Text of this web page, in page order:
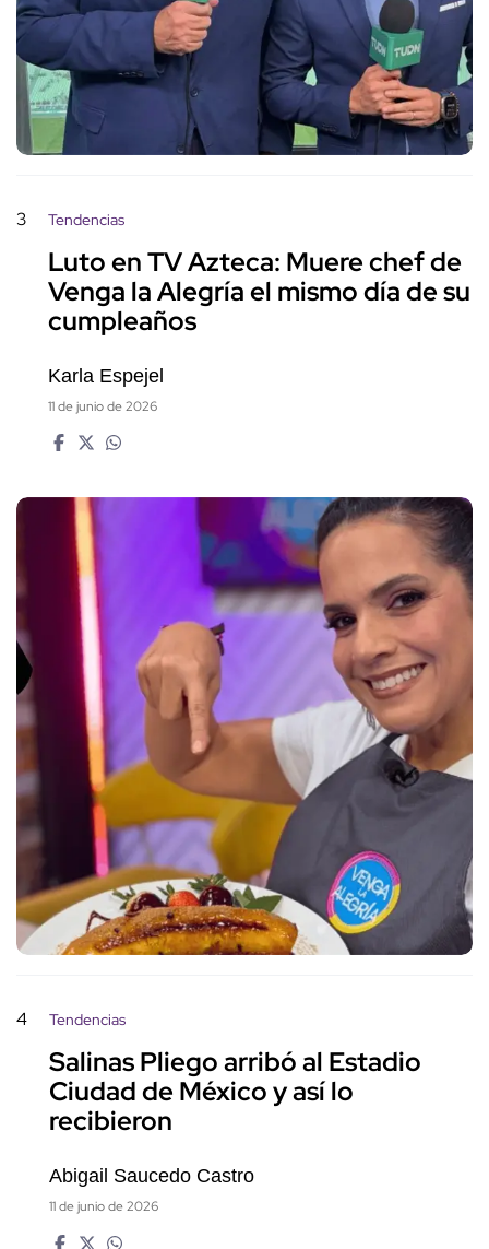
3 Tendencias
Luto en TV Azteca: Muere chef de
Venga la Alegría el mismo día de su
cumpleaños
Karla Espejel
11 de junio de 2026
4 Tendencias
Salinas Pliego arribó al Estadio
Ciudad de México y así lo
recibieron
Abigail Saucedo Castro
11 de junio de 2026